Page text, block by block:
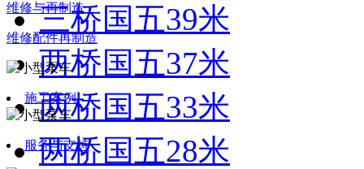
维修与再制造
维修配件再制造
施工案例
服务与支持
三桥国五39米
两桥国五37米
两桥国五33米
两桥国五28米